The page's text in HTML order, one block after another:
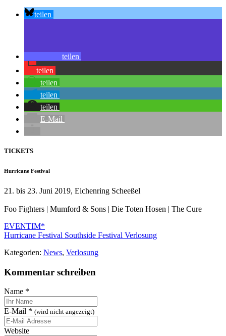
teilen
teilen
teilen
teilen
teilen
teilen
E-Mail
TICKETS
Hurricane Festival
21. bis 23. Juni 2019, Eichenring Scheeßel
Foo Fighters | Mumford & Sons | Die Toten Hosen | The Cure
EVENTIM*
Hurricane Festival Southside Festival Verlosung
Kategorien: News, Verlosung
Kommentar schreiben
Name *
E-Mail * (wird nicht angezeigt)
Website